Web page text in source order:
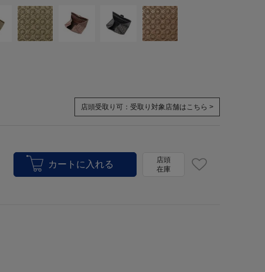
店頭受取り可： 受取り対象店舗はこちら >
店頭
在庫